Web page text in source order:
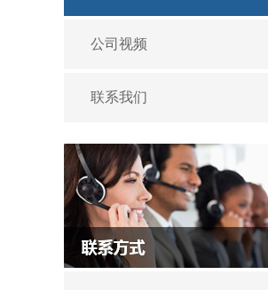
公司视频
联系我们